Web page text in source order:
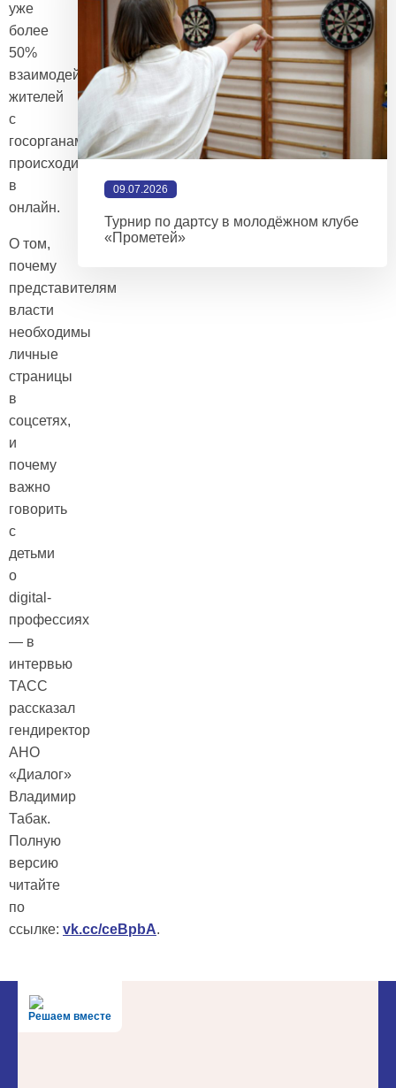
уже
более
50%
взаимодействия
жителей
с
госорганами
происходит
в
онлайн.
О том,
почему
представителям
власти
необходимы
личные
страницы
в
соцсетях,
и
почему
важно
говорить
с
детьми
о
digital-
профессиях
— в
интервью
ТАСС
рассказал
гендиректор
АНО
«Диалог»
Владимир
Табак.
Полную
версию
читайте
по
ссылке: vk.cc/ceBpbA.
09.07.2026
Турнир по дартсу в молодёжном клубе
«Прометей»
Решаем вместе